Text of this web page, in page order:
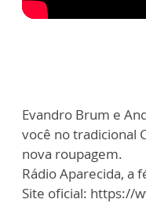
Evandro Brum e
você no tradicional
nova roupagem.
Rádio Aparecida, a
Site oficial: https://